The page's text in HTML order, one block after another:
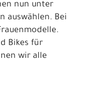
nun unter
auswählen. Bei
Bikes für
wir alle